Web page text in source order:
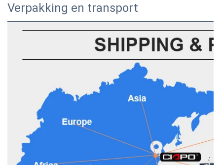
Verpakking en transport